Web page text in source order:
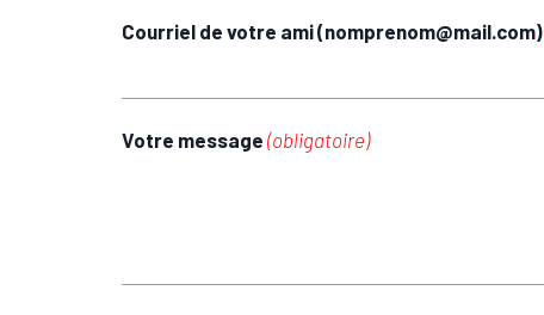
Courriel de votre ami (nomprenom@mail.com)
Votre message (obligatoire)